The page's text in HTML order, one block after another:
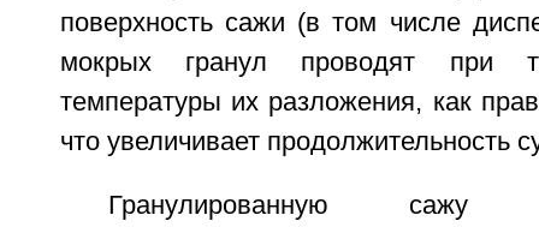
поверхность сажи (в том числе
мокрых гранул проводят при
температуры их разложения, как
что увеличивает продолжительность
Гранулированную